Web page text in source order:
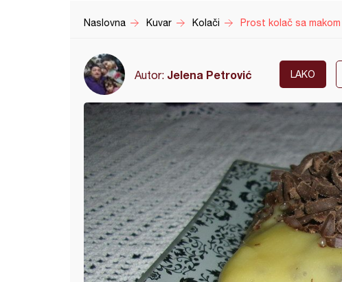
Naslovna Kuvar Kolači Prost kolač sa makom
Autor: Jelena Petrović LAKO